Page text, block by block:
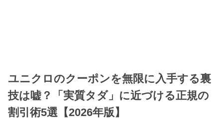
ユニクロのクーポンを無限に入手する裏
技は嘘？「実質タダ」に近づける正規の
割引術5選【2026年版】